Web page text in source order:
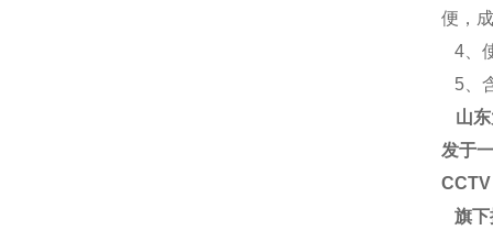
便，
4、
5、
山东
发于
旗下